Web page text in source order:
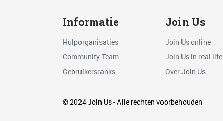
Informatie
Hulporganisaties
Community Team
Gebruikersranks
Join Us
Join Us online
Join Us in real life
Over Join Us
© 2024 Join Us - Alle rechten voorbehouden